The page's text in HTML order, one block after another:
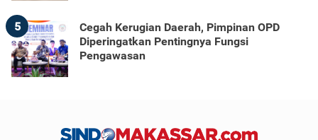
5
Cegah Kerugian Daerah, Pimpinan OPD
Diperingatkan Pentingnya Fungsi
Pengawasan